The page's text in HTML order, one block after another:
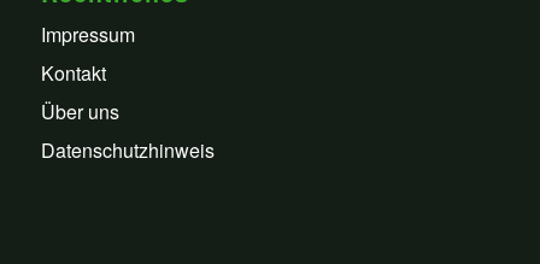
Impressum
Kontakt
Über uns
Datenschutzhinweis